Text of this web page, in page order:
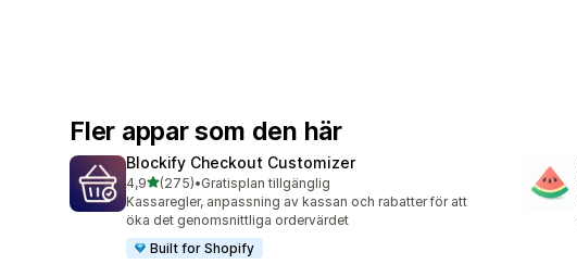
Fler appar som den här
Blockify Checkout Customizer
4,9av 5 stjärnor
(275)
275 recensioner totalt
•Gratisplan tillgänglig
Kassaregler, anpassning av kassan och rabatter för att
öka det genomsnittliga ordervärdet
Built for Shopify